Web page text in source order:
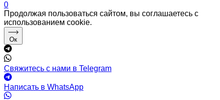
0
Продолжая пользоваться сайтом, вы соглашаетесь с
использованием cookie.
Ок
Свяжитесь с нами в Telegram
Написать в WhatsApp